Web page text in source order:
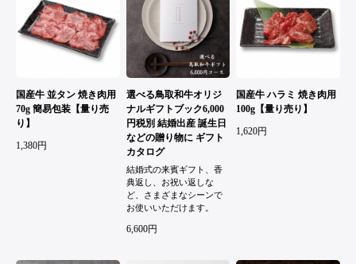
国産牛 並タン 焼き肉用
70g 簡易包装【量り売
り】
1,380円
選べる鳥取和牛オリジ
ナルギフトブック6,000
円税別 結婚出産 誕生日
などの贈り物に ギフト
カタログ
結婚式の来賓ギフト、香
典返し、お祝い返しな
ど、さまざまなシーンで
お使いいただけます。
6,600円
国産牛 ハラミ 焼き肉用
100g【量り売り】
1,620円